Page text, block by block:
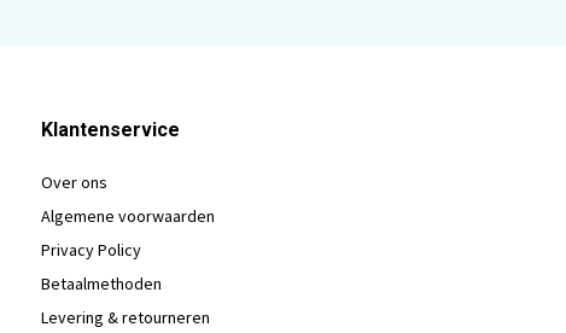
Klantenservice
Over ons
Algemene voorwaarden
Privacy Policy
Betaalmethoden
Levering & retourneren